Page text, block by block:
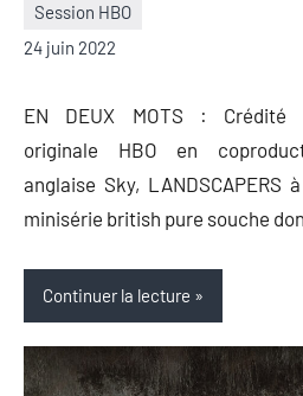
Session HBO
24 juin 2022
Nicolas
Auger
Aucun
commentaire
EN DEUX MOTS : Crédité
originale HBO en
anglaise Sky, LANDSCAPERS
minisérie british pure souche
Continuer la lecture